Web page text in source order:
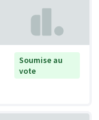
Soumise au
vote